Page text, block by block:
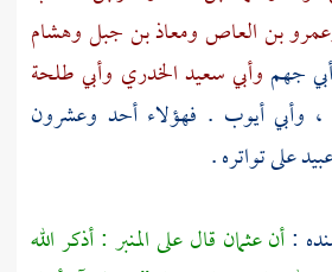
بن العاصومعاذ بن جبلوهشام
جهم وأبي سعيد الخدري وأبي طلحة
، وأبي أيوب . فهؤلاء أحد وعشرون
على تواتره .
:أنعثمان قال على المنبر : أذكر الله